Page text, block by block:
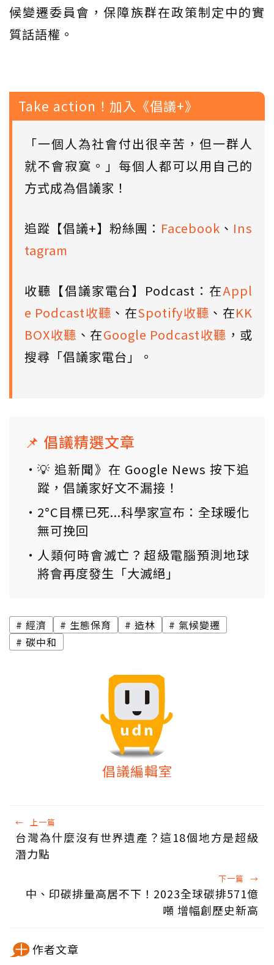
候變遷委員會，保障族群在政策制定中的實
質話語權。
Take action！加入《倡議+》
「一個人為社會付出很辛苦，但一群人
就不會寂寞。」每個人都可以用自己的
方式成為倡議家！
追蹤【倡議+】粉絲團： Facebook 、 Ins
tagram
收聽【倡議家電台】Podcast：在Appl
e Podcast收聽 、在Spotify收聽 、在KK
BOX收聽 、在Google Podcast收聽 ，或
搜尋「倡議家電台」。
📌 倡議精選文章
💡 追新聞》在 Google News 按下追
蹤，倡議家好文不漏接！
2°C目標已死...科學家宣布：全球暖化
無可挽回
人類何時會滅亡？超級電腦預測地球
將會再度發生「大滅絕」
經濟 生態保育 造林
氣候變遷
碳中和
倡議編輯室
← 上一篇
台灣為什麼沒有世界遺產？這18個地方是超級
潛力點
下一篇 →
中、印碳排量高居不下！2023全球碳排571億
噸 增幅創歷史新高
作者文章